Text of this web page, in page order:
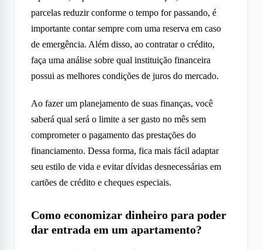
parcelas reduzir conforme o tempo for passando, é
importante contar sempre com uma reserva em caso
de emergência. Além disso, ao contratar o crédito,
faça uma análise sobre qual instituição financeira
possui as melhores condições de juros do mercado.
Ao fazer um planejamento de suas finanças, você
saberá qual será o limite a ser gasto no mês sem
comprometer o pagamento das prestações do
financiamento. Dessa forma, fica mais fácil adaptar
seu estilo de vida e evitar dívidas desnecessárias em
cartões de crédito e cheques especiais.
Como economizar dinheiro para poder
dar entrada em um apartamento?